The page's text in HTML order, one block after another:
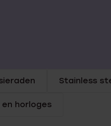
Stainless
en horloges